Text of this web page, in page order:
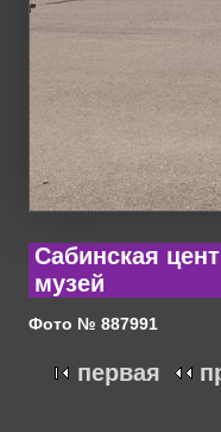
Сабинская
музей
Фото № 887991
первая